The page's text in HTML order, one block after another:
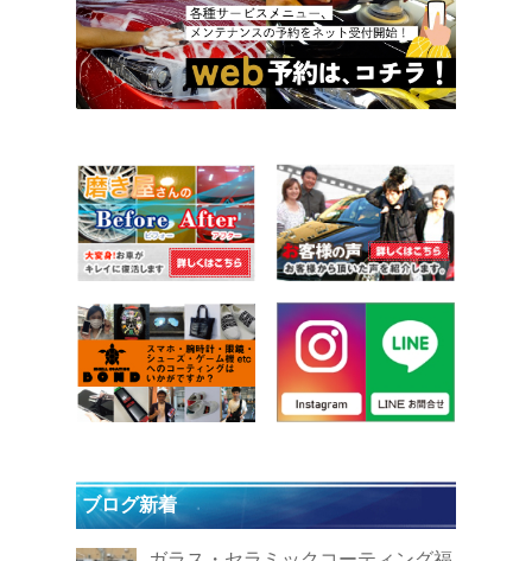
ブログ新着